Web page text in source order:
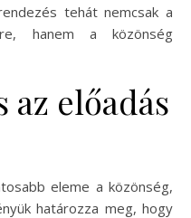
tehát nemcsak a
hanem a közönség
az előadás
eleme a közönség,
határozza meg, hogy